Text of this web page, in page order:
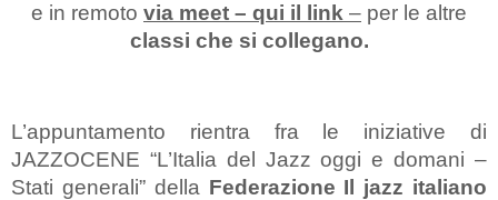
e in remoto via meet – qui il link – per le altre
classi che si collegano.
L’appuntamento rientra fra le iniziative di
JAZZOCENE “L’Italia del Jazz oggi e domani –
Stati generali” della Federazione Il jazz italiano